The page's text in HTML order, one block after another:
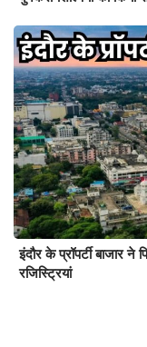
इंदौर के प्रॉपर्टी बाजार
रजिस्ट्रियां